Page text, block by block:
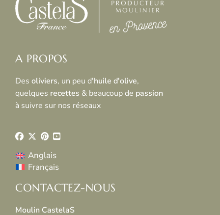
A PROPOS
Desoliviers, un peu d'huile d'olive,
quelques recettes & beaucoup de passion
à suivre sur nos réseaux
Anglais
Français
CONTACTEZ-NOUS
Moulin CastelaS